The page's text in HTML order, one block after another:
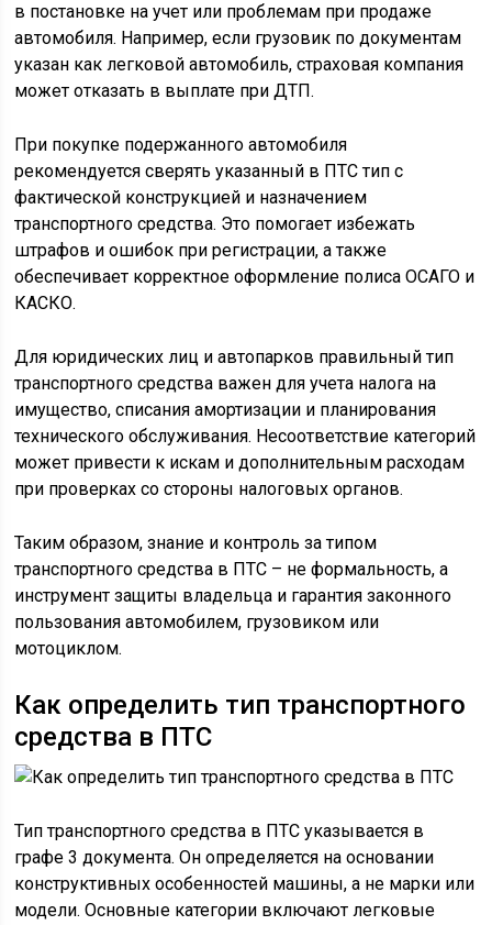
в постановке на учет или проблемам при продаже
автомобиля. Например, если грузовик по документам
указан как легковой автомобиль, страховая компания
может отказать в выплате при ДТП.
При покупке подержанного автомобиля
рекомендуется сверять указанный в ПТС тип с
фактической конструкцией и назначением
транспортного средства. Это помогает избежать
штрафов и ошибок при регистрации, а также
обеспечивает корректное оформление полиса ОСАГО и
КАСКО.
Для юридических лиц и автопарков правильный тип
транспортного средства важен для учета налога на
имущество, списания амортизации и планирования
технического обслуживания. Несоответствие категорий
может привести к искам и дополнительным расходам
при проверках со стороны налоговых органов.
Таким образом, знание и контроль за типом
транспортного средства в ПТС – не формальность, а
инструмент защиты владельца и гарантия законного
пользования автомобилем, грузовиком или
мотоциклом.
Как определить тип транспортного
средства в ПТС
Тип транспортного средства в ПТС указывается в
графе 3 документа. Он определяется на основании
конструктивных особенностей машины, а не марки или
модели. Основные категории включают легковые